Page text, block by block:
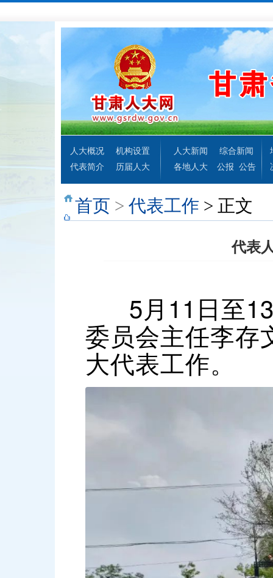
人大概况
机构设置
代表简介
历届人大
人大新闻
综合新闻
各地人大
公报 公告
首页 > 代表工作 > 正文
代表
5月11日至13
委员会主任李存
大代表工作。